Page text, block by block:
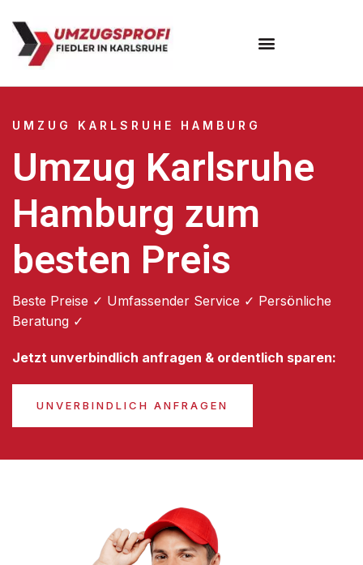
UMZUG KARLSRUHE HAMBURG
Umzug Karlsruhe
Hamburg zum
besten Preis
Beste Preise ✓ Umfassender Service ✓ Persönliche
Beratung ✓
Jetzt unverbindlich anfragen & ordentlich sparen:
UNVERBINDLICH ANFRAGEN